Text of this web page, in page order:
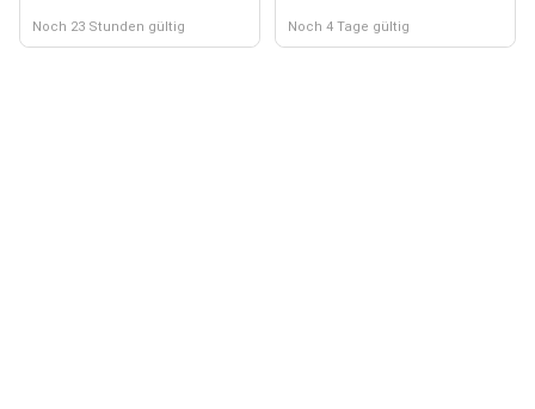
Noch 23 Stunden gültig Noch 4 Tage gültig